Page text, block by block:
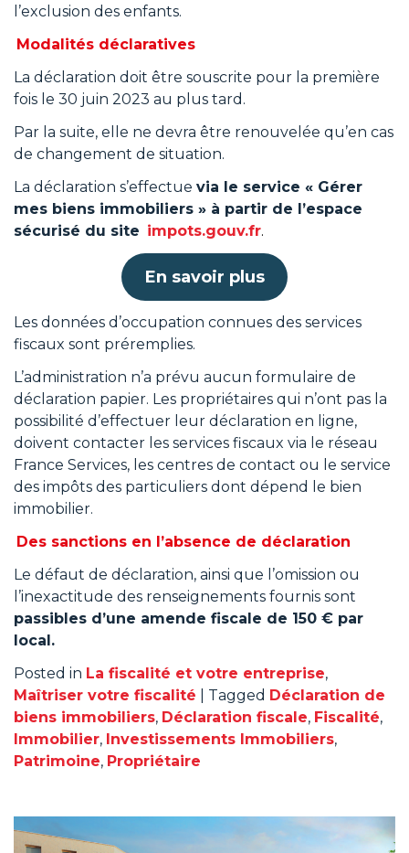
l’exclusion des enfants.
Modalités déclaratives
La déclaration doit être souscrite pour la première
fois le 30 juin 2023 au plus tard.
Par la suite, elle ne devra être renouvelée qu’en cas
de changement de situation.
La déclaration s’effectue via le service « Gérer
mes biens immobiliers » à partir de l’espace
sécurisé du site impots.gouv.fr.
En savoir plus
Les données d’occupation connues des services
fiscaux sont préremplies.
L’administration n’a prévu aucun formulaire de
déclaration papier. Les propriétaires qui n’ont pas la
possibilité d’effectuer leur déclaration en ligne,
doivent contacter les services fiscaux via le réseau
France Services, les centres de contact ou le service
des impôts des particuliers dont dépend le bien
immobilier.
Des sanctions en l’absence de déclaration
Le défaut de déclaration, ainsi que l’omission ou
l’inexactitude des renseignements fournis sont
passibles d’une amende fiscale de 150 € par
local.
Posted in La fiscalité et votre entreprise,
Maîtriser votre fiscalité
Tagged Déclaration de
biens immobiliers, Déclaration fiscale, Fiscalité,
Immobilier, Investissements Immobiliers,
Patrimoine, Propriétaire